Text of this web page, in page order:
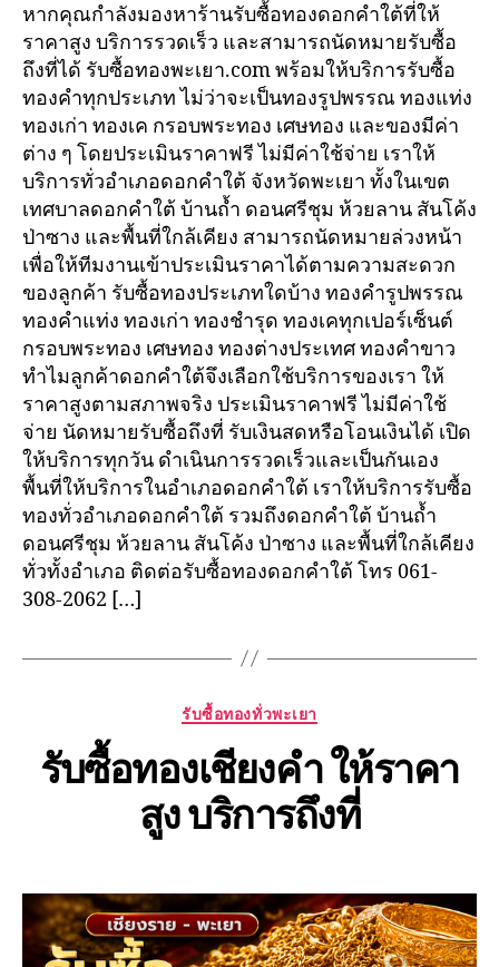
หากคุณกำลังมองหาร้านรับซื้อทองดอกคำใต้ที่ให้
ราคาสูง บริการรวดเร็ว และสามารถนัดหมายรับซื้อ
ถึงที่ได้ รับซื้อทองพะเยา.com พร้อมให้บริการรับซื้อ
ทองคำทุกประเภท ไม่ว่าจะเป็นทองรูปพรรณ ทองแท่ง
ทองเก่า ทองเค กรอบพระทอง เศษทอง และของมีค่า
ต่าง ๆ โดยประเมินราคาฟรี ไม่มีค่าใช้จ่าย เราให้
บริการทั่วอำเภอดอกคำใต้ จังหวัดพะเยา ทั้งในเขต
เทศบาลดอกคำใต้ บ้านถ้ำ ดอนศรีชุม ห้วยลาน สันโค้ง
ป่าซาง และพื้นที่ใกล้เคียง สามารถนัดหมายล่วงหน้า
เพื่อให้ทีมงานเข้าประเมินราคาได้ตามความสะดวก
ของลูกค้า รับซื้อทองประเภทใดบ้าง ทองคำรูปพรรณ
ทองคำแท่ง ทองเก่า ทองชำรุด ทองเคทุกเปอร์เซ็นต์
กรอบพระทอง เศษทอง ทองต่างประเทศ ทองคำขาว
ทำไมลูกค้าดอกคำใต้จึงเลือกใช้บริการของเรา ให้
ราคาสูงตามสภาพจริง ประเมินราคาฟรี ไม่มีค่าใช้
จ่าย นัดหมายรับซื้อถึงที่ รับเงินสดหรือโอนเงินได้ เปิด
ให้บริการทุกวัน ดำเนินการรวดเร็วและเป็นกันเอง
พื้นที่ให้บริการในอำเภอดอกคำใต้ เราให้บริการรับซื้อ
ทองทั่วอำเภอดอกคำใต้ รวมถึงดอกคำใต้ บ้านถ้ำ
ดอนศรีชุม ห้วยลาน สันโค้ง ป่าซาง และพื้นที่ใกล้เคียง
ทั่วทั้งอำเภอ ติดต่อรับซื้อทองดอกคำใต้ โทร 061-
308-2062 […]
Categories
รับซื้อทองทั่วพะเยา
รับซื้อทองเชียงคำ ให้ราคา
สูง บริการถึงที่